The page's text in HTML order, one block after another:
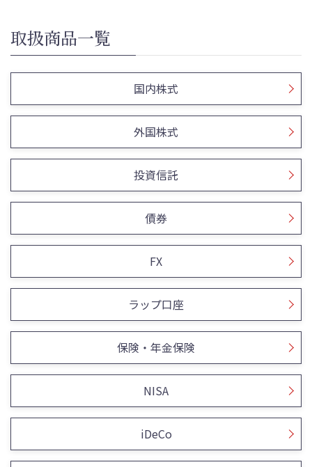
取扱商品一覧
国内株式
外国株式
投資信託
債券
FX
ラップ口座
保険・年金保険
NISA
iDeCo